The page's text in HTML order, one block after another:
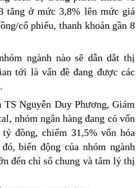
tăng ở mức 3,8% lên mức giá
cổ phiếu, thanh khoản gần 8
ngành nào sẽ dẫn dắt thị
tới là vấn đề đang được các
TS Nguyễn Duy Phương, Giám
nhóm ngân hàng đang có vốn
đồng, chiếm 31,5% vốn hóa
biến động của nhóm ngành
đến chỉ số chung và tâm lý thị